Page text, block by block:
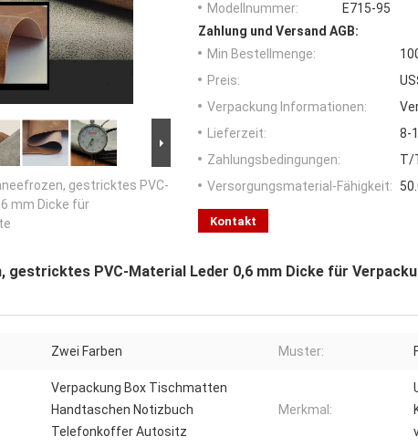
gestricktes PVC-
mm Dicke für
Modellnummer:
E715-95
Zahlung und Versand AGB:
Min Bestellmenge:
Preis:
Verpackung Informationen:
Lieferzeit:
8-
Zahlungsbedingungen:
T/
Versorgungsmaterial-Fähigkeit:
Kontakt
gestricktes PVC-Material Leder 0,6 mm Dicke für
Zwei Farben Muster:
Verpackung Box Tischmatten
Handtaschen Notizbuch
Telefonkoffer Autositz
Merkmal: